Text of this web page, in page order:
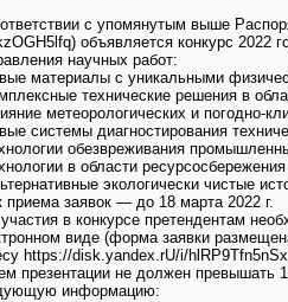
с упомянутым выше
объявляется конкурс 2022
научных работ:
материалы с уникальными
технические решения в
метеорологических и погодно-
системы диагностирования
обезвреживания
в области
экологически чистые
приема заявок — до 18 марта 2022 г.
в конкурсе претендентам
виде (форма заявки
https://disk.yandex.rU/i/
презентации не должен превышать
информацию: